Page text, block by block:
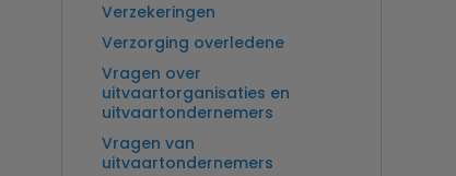
Verzekeringen
Verzorging overledene
Vragen over
uitvaartorganisaties en
uitvaartondernemers
Vragen van
uitvaartondernemers